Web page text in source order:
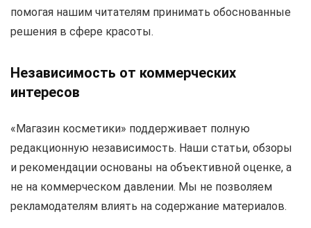
помогая нашим читателям принимать обоснованные
решения в сфере красоты.
Независимость от коммерческих
интересов
«Магазин косметики» поддерживает полную
редакционную независимость. Наши статьи, обзоры
и рекомендации основаны на объективной оценке, а
не на коммерческом давлении. Мы не позволяем
рекламодателям влиять на содержание материалов.